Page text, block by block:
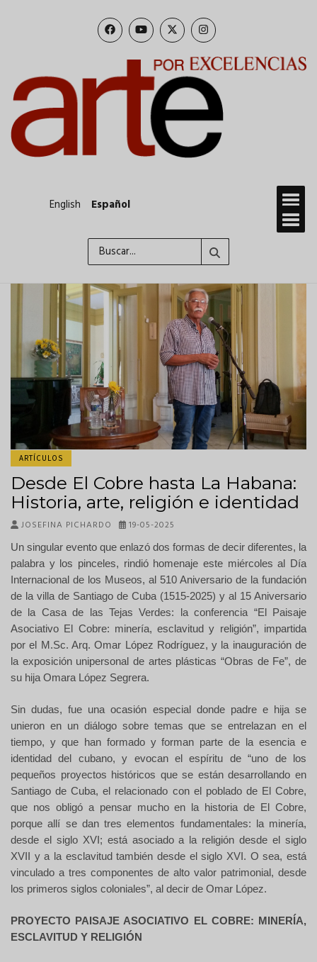
English Español
ARTÍCULOS
Desde El Cobre hasta La Habana:
Historia, arte, religión e identidad
JOSEFINA PICHARDO 19-05-2025
Un singular evento que enlazó dos formas de decir diferentes, la
palabra y los pinceles, rindió homenaje este miércoles al Día
Internacional de los Museos, al 510 Aniversario de la fundación
de la villa de Santiago de Cuba (1515-2025) y al 15 Aniversario
de la Casa de las Tejas Verdes: la conferencia “El Paisaje
Asociativo El Cobre: minería, esclavitud y religión”, impartida
por el M.Sc. Arq. Omar López Rodríguez, y la inauguración de
la exposición unipersonal de artes plásticas “Obras de Fe”, de
su hija Omara López Segrera.
Sin dudas, fue una ocasión especial donde padre e hija se
unieron en un diálogo sobre temas que se entrelazan en el
tiempo, y que han formado y forman parte de la esencia e
identidad del cubano, y evocan el espíritu de “uno de los
pequeños proyectos históricos que se están desarrollando en
Santiago de Cuba, el relacionado con el poblado de El Cobre,
que nos obligó a pensar mucho en la historia de El Cobre,
porque allí se dan tres elementos fundamentales: la minería,
desde el siglo XVI; está asociado a la religión desde el siglo
XVII y a la esclavitud también desde el siglo XVI. O sea, está
vinculado a tres componentes de alto valor patrimonial, desde
los primeros siglos coloniales”, al decir de Omar López.
PROYECTO PAISAJE ASOCIATIVO EL COBRE: MINERÍA,
ESCLAVITUD Y RELIGIÓN